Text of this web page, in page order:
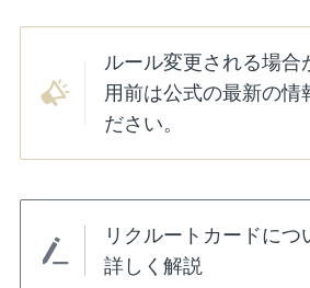
ルール変更される場合
用前は公式の最新の情
ださい。
リクルートカードにつ
詳しく解説